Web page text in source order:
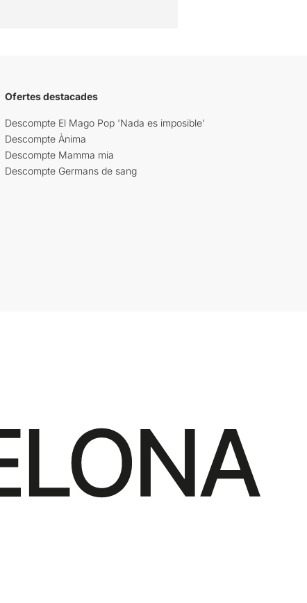
Ofertes destacades
Descompte El Mago Pop 'Nada es imposible'
Descompte Ànima
Descompte Mamma mia
Descompte Germans de sang